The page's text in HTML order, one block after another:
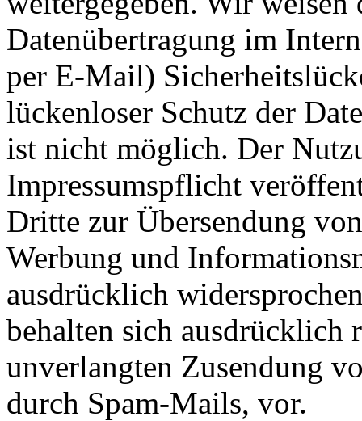
Datenübertragung im
per E-Mail)
lückenloser Schutz der
ist nicht möglich. Der
Impressumspflicht
Dritte zur Übersendung
Werbung und
ausdrücklich
behalten sich ausdrücklich
unverlangten Zusendung
durch Spam-Mails, vor.